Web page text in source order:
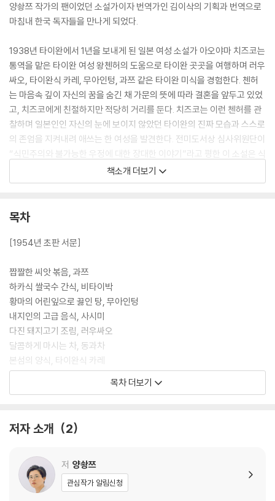
양솽쯔 작가의 팬이었던 소설가이자 번역가인 김이삭의 기획과 번역으로
마침내 한국 독자들을 만나게 되었다.
1938년 타이완에서 1년을 보내게 된 일본 여성 소설가 아오야마 치즈코는
통역을 맡은 타이완 여성 왕첸허의 도움으로 타이완 곳곳을 여행하며 러우
싸오, 타이완식 카레, 무아인텅, 과쯔 같은 타이완 미식을 경험한다. 첸허
는 마음속 깊이 자신의 꿈을 숨긴 채 가문의 뜻에 따라 결혼을 앞두고 있었
고, 치즈코에게 친절하지만 적당히 거리를 둔다. 치즈코는 이런 첸허를 관
찰하며 일본인인 자신의 눈에 보이지 않았던 타이완의 진짜 모습과 스스로
의 존엄을 지켜내려 애쓰는 한 여성을 발견한다. 전미도서상 심사위원단이
“식민주의와 불가능한 우정에 대한 장대한 이야기”라고 평한 이 소설은 식
민자와 피식민자, 고용주와 고용인, 가문의 후계자와 서녀라는 차이를 넘
어 새로운 것을 탐구하는 모험심으로 가득한 두 여성의 이야기이기도 하
은 타이완 문학을 세계 문학의 흐름 위에 올려놓은 중요한 작품이다. “과거
도서상 수상 소감처럼 이 소설은 과거의 이야기가 아닌 현재에 필요한 이
야기이며, 역사소설이자 여행소설, 동시에 여성소설로서 한국 독자들에게
도 역사를 바라보는 새로운 시각과 깊은 성찰을 선사할 것이다.
책소개 더보기
목차
[1954년 초판 서문]
짭짤한 씨앗 볶음, 과쯔
하카식 쌀국수 간식, 비타이박
황마의 어린잎으로 끓인 탕, 무아인텅
내지인의 고급 음식, 사시미
다진 돼지고기 조림, 러우싸오
달콤하게 마시는 차, 동과차
본섬의 양식, 타이완식 카레
마음을 나누는 음식, 스키야키
뤼찬의 노점에서 먹는 간식, 팥빙수
[1970년 재출간판 후기] 어머니의 기억, 아오야마 요코
[1990년 타이완판 역자 후기] 버드나무 작은 집에서 만든 국수, 왕첸허
[1990년 타이완판 편집자 후기] 고인과의 약속, 우정메이
목차 더보기
저자 소개 2
저 양솽쯔
관심작가 알림신청